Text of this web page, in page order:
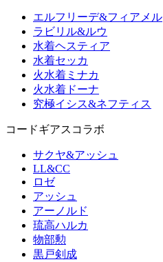
エルフリーデ&フィアメル
ラビリル&ルウ
水着ヘスティア
水着セッカ
火水着ミナカ
火水着ドーナ
究極イシス&ネフティス
コードギアスコラボ
サクヤ&アッシュ
LL&CC
ロゼ
アッシュ
アーノルド
琉高ハルカ
物部勲
黒戸剣成